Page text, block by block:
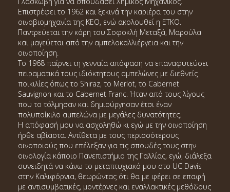
Επιστρέφει το 1962 και ξεκινά την καριέρα του στην
οινοβιομηχανία της ΚΕΟ, ενώ ακολουθεί η ΕΤΚΟ.
Παντρεύεται την κόρη του Σοφοκλή Μεταξά, Μαρούλα
και μαγεύεται από την αμπελοκαλλιέργεια και την
οινοποίηση.
Το 1968 παίρνει τη γενναία απόφαση να επαναφυτεύσει
πειραματικά τους ιδιόκτητους αμπελώνες με διεθνείς
ποικιλίες όπως το Shiraz, το Merlot, το Cabernet
Sauvignon και το Cabernet Franc. Ήταν από τους λίγους
που το τόλμησαν και δημιούργησαν έτσι έναν
πολυποίκιλο αμπελώνα με μεγάλες δυνατότητες.
Η απόφασή μου να ασχοληθώ κι εγώ με την οινοποίηση
ήρθε αβίαστα. Αντίθετα με τους περισσότερους
οινοποιούς που επέλεξαν για τις σπουδές τους στην
οινολογία κάποιο Πανεπιστήμιο της Γαλλίας, εγώ, διάλεξα
συνειδητά να κάνω το μεταπτυχιακό μου στο UC Davis
στην Καλιφόρνια, θεωρώντας ότι θα με φέρει σε επαφή
με αντισυμβατικές, μοντέρνες και εναλλακτικές μεθόδους